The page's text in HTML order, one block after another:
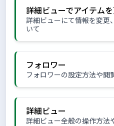
詳細ビューでアイテム
詳細ビューにて情報を変更
いて
フォロワー
フォロワーの設定方法や閲
詳細ビュー
詳細ビュー全般の操作方法